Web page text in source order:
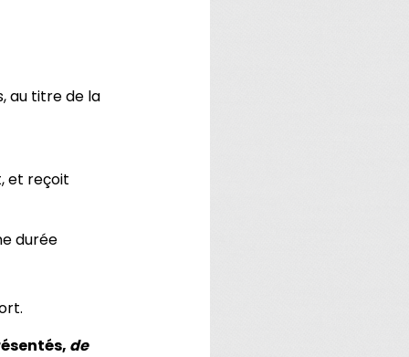
au titre de la
et reçoit
durée
de